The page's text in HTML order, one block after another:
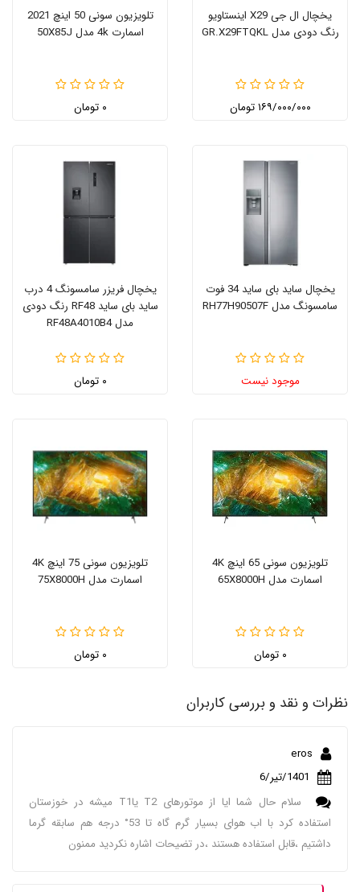
یخچال ال جی X29 اینستاویو
رنگ دودی مدل GR.X29FTQKL
۱۶۹/۰۰۰/۰۰۰ تومان
تلویزیون سونی 50 اینچ 2021
اسمارت 4k مدل 50X85J
۰ تومان
یخچال ساید بای ساید 34 فوت
سامسونگ مدل RH77H90507F
موجود نیست
یخچال فریزر سامسونگ 4 درب
ساید بای ساید RF48 رنگ دودی
مدل RF48A4010B4
۰ تومان
تلویزیون سونی 65 اینچ 4K
اسمارت مدل 65X8000H
۰ تومان
تلویزیون سونی 75 اینچ 4K
اسمارت مدل 75X8000H
۰ تومان
نظرات و نقد و بررسی کاربران
eros
1401/تیر/6
سلام حال شما ایا از موتورهای T2 یاT1 میشه در خوزستان
استفاده کرد با اب هوای بسیار گرم گاه تا 53° درجه هم سابقه گرما
داشتیم ،قابل استفاده هستند ،در تضیحات اشاره نکردید ممنون